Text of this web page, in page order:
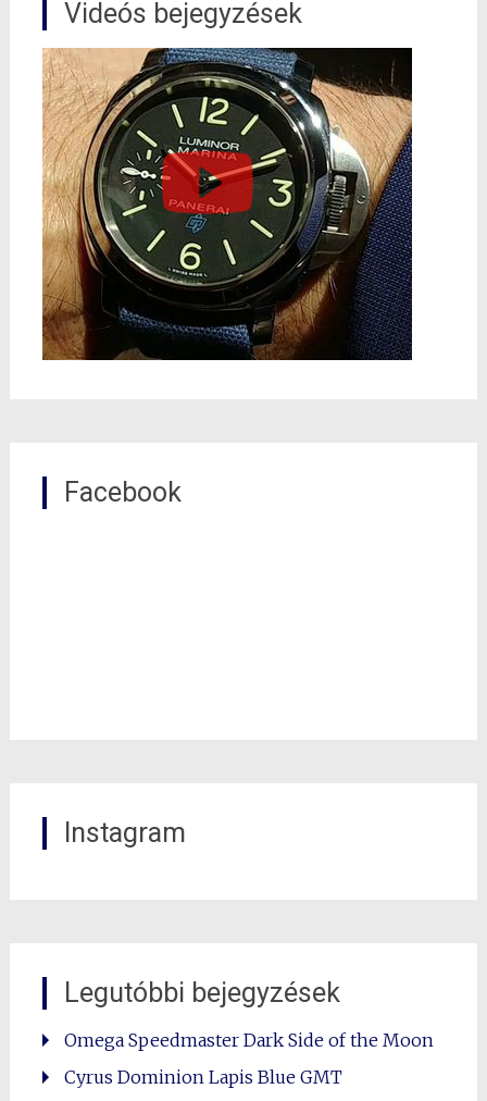
Videós bejegyzések
Facebook
Instagram
Legutóbbi bejegyzések
Omega Speedmaster Dark Side of the Moon
Cyrus Dominion Lapis Blue GMT